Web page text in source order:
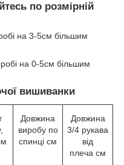
по розмірній
на 3-5см більшим
на 0-5см більшим
вишиванки
Довжина
виробу по
спинці см
Довжина
3/4 рукава
від
плеча см